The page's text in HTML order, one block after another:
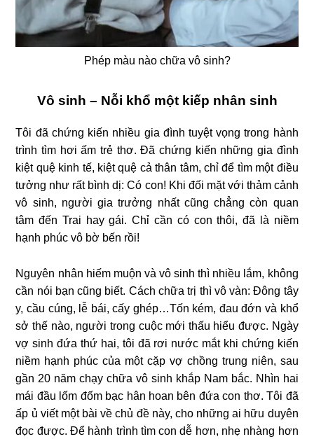
Phép màu nào chữa vô sinh?
Vô sinh – Nỗi khổ một kiếp nhân sinh
Tôi đã chứng kiến nhiều gia đình tuyệt vọng trong hành
trình tìm hơi ấm trẻ thơ. Đã chứng kiến những gia đình
kiệt quệ kinh tế, kiệt quệ cả thân tâm, chỉ để tìm một điều
tưởng như rất bình dị: Có con! Khi đối mặt với thảm cảnh
vô sinh, người gia trưởng nhất cũng chẳng còn quan
tâm đến Trai hay gái. Chỉ cần có con thôi, đã là niềm
hạnh phúc vô bờ bến rồi!
Nguyên nhân hiếm muộn và vô sinh thì nhiều lắm, không
cần nói bạn cũng biết. Cách chữa trị thì vô vàn: Đông tây
y, cầu cúng, lễ bái, cấy ghép…Tốn kém, đau đớn và khổ
sở thế nào, người trong cuộc mới thấu hiểu được. Ngày
vợ sinh đứa thứ hai, tôi đã rơi nước mắt khi chứng kiến
niềm hạnh phúc của một cặp vợ chồng trung niên, sau
gần 20 năm chạy chữa vô sinh khắp Nam bắc. Nhìn hai
mái đầu lốm đốm bạc hân hoan bên đứa con thơ. Tôi đã
ấp ủ viết một bài về chủ đề này, cho những ai hữu duyên
đọc được. Để hành trình tìm con dễ hơn, nhẹ nhàng hơn